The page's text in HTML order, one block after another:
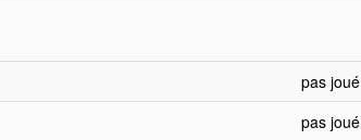
pas joué
pas joué